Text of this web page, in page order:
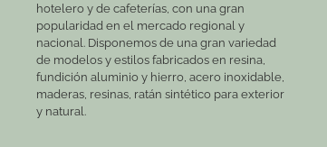
hotelero y de cafeterías, con una gran
popularidad en el mercado regional y
nacional. Disponemos de una gran variedad
de modelos y estilos fabricados en resina,
fundición aluminio y hierro, acero inoxidable,
maderas, resinas, ratán sintético para exterior
y natural.